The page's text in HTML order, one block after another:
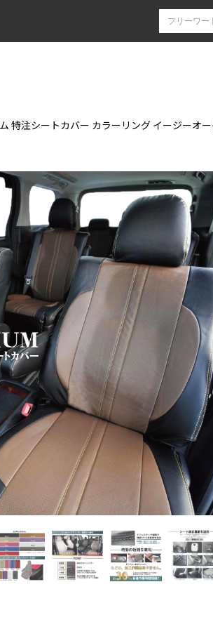
特注シートカバー カラーリング イージー